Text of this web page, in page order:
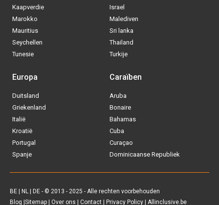
Kaapverdie
Marokko
Mauritius
Seychellen
Tunesie
Israel
Malediven
Sri lanka
Thailand
Turkije
Europa
Duitsland
Griekenland
Italië
Kroatië
Portugal
Spanje
Caraïben
Aruba
Bonaire
Bahamas
Cuba
Curaçao
Dominicaanse Republiek
BE NL DE - © 2013 - 2025 - Alle rechten voorbehouden
Blog Sitemap Over ons Contact Privacy Policy | Allinclusive.be
Vakantiediscounter